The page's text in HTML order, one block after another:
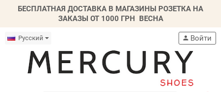
БЕСПЛАТНАЯ ДОСТАВКА В МАГАЗИНЫ РОЗЕТКА НА
ЗАКАЗЫ ОТ 1000 ГРН ВЕСНА
Русский person Войти